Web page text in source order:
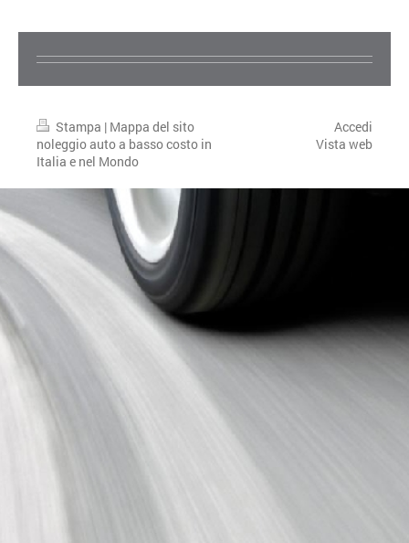
Stampa | Mappa del sito
noleggio auto a basso costo in
Italia e nel Mondo
Accedi
Vista web